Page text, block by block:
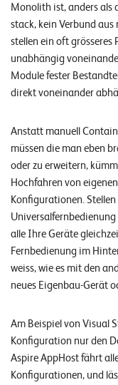
Monolith ist, anders als
stack, kein Verbund
stellen ein oft grösseres
unabhängig
Module fester
direkt voneinander
Anstatt manuell
müssen die man eben
oder zu erweitern,
Hochfahren von
Konfigurationen.
alle Ihre Geräte
Fernbedienung im
weiss, wie es mit den
neues Eigenbau-Gerät
Am Beispiel von Visual
Konfiguration nur den
Aspire AppHost fährt
Konfigurationen, und